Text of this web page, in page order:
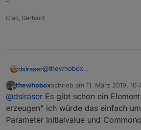
Ciao, Gerhard
dslraser@thewhobox
Neue Datenpunkte erstellen,
Angaben wie z.B. button,
(für iot/cloud)
Im Moment gibt es keinen
Umweg.
z.B.
z.B.
Offline
thewhoboxschrieb am 11. März 2019,
zuletzt editiert von
@dslraser Es gibt schon ein
erzeugen" ich würde das einfach
Parameter Initialvalue und